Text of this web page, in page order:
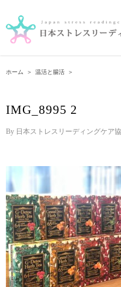
content
ホーム ＞ 温活と腸活 ＞
IMG_8995 2
By 日本ストレスリーディングケア